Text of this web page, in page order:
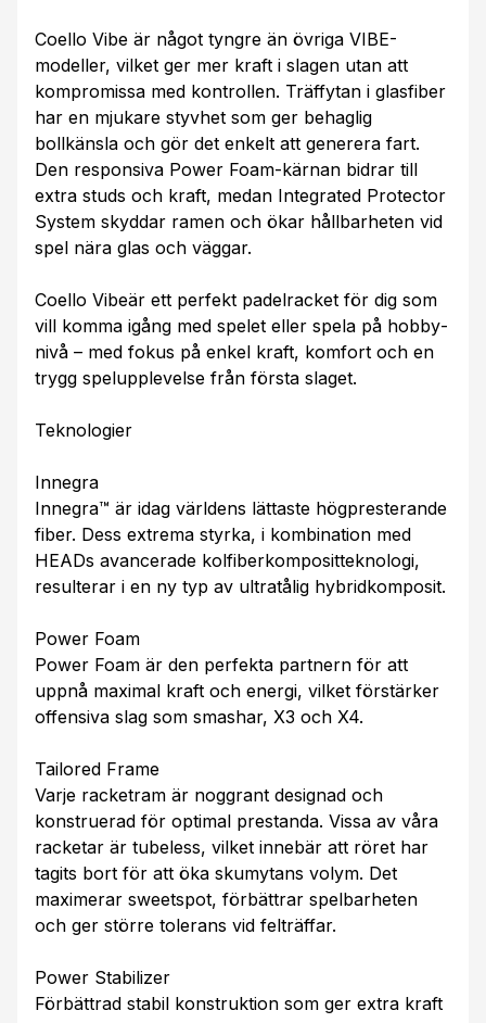
Coello Vibe är något tyngre än övriga VIBE-
modeller, vilket ger mer kraft i slagen utan att
kompromissa med kontrollen. Träffytan i glasfiber
har en mjukare styvhet som ger behaglig
bollkänsla och gör det enkelt att generera fart.
Den responsiva Power Foam-kärnan bidrar till
extra studs och kraft, medan Integrated Protector
System skyddar ramen och ökar hållbarheten vid
spel nära glas och väggar.
Coello Vibeär ett perfekt padelracket för dig som
vill komma igång med spelet eller spela på hobby­
nivå – med fokus på enkel kraft, komfort och en
trygg spelupplevelse från första slaget.
Teknologier
Innegra
Innegra™ är idag världens lättaste högpresterande
fiber. Dess extrema styrka, i kombination med
HEADs avancerade kolfiberkompositteknologi,
resulterar i en ny typ av ultratålig hybridkomposit.
Power Foam
Power Foam är den perfekta partnern för att
uppnå maximal kraft och energi, vilket förstärker
offensiva slag som smashar, X3 och X4.
Tailored Frame
Varje racketram är noggrant designad och
konstruerad för optimal prestanda. Vissa av våra
racketar är tubeless, vilket innebär att röret har
tagits bort för att öka skumytans volym. Det
maximerar sweetspot, förbättrar spelbarheten
och ger större tolerans vid felträffar.
Power Stabilizer
Förbättrad stabil konstruktion som ger extra kraft